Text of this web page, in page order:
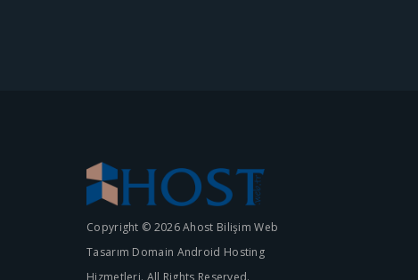
Copyright © 2026 Ahost Bilişim Web
Tasarım Domain Android Hosting
Hizmetleri. All Rights Reserved.